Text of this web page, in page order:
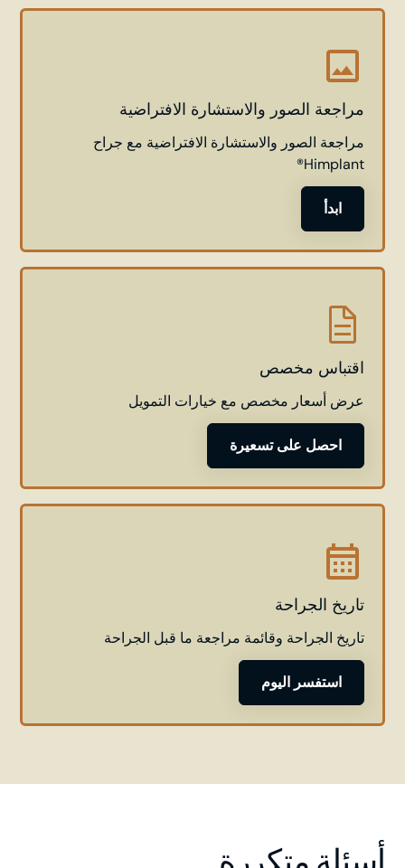
مراجعة الصور والاستشارة الافتراضية
مراجعة الصور والاستشارة الافتراضية مع جراح
Himplant®
ابدأ
اقتباس مخصص
عرض أسعار مخصص مع خيارات التمويل
احصل على تسعيرة
تاريخ الجراحة
تاريخ الجراحة وقائمة مراجعة ما قبل الجراحة
استفسر اليوم